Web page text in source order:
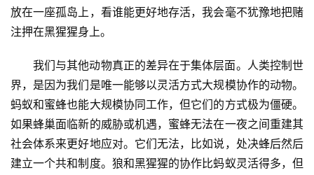
放在一座孤岛上，看谁能更好地存活，我会毫不犹豫地把赌
注押在黑猩猩身上。
我们与其他动物真正的差异在于集体层面。人类控制世
界，是因为我们是唯一能够以灵活方式大规模协作的动物。
蚂蚁和蜜蜂也能大规模协同工作，但它们的方式极为僵硬。
如果蜂巢面临新的威胁或机遇，蜜蜂无法在一夜之间重建其
社会体系来更好地应对。它们无法，比如说，处决蜂后然后
建立一个共和制度。狼和黑猩猩的协作比蚂蚁灵活得多，但